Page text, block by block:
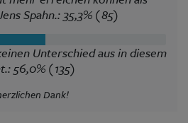
Spahn.: 35,3% (85)
Unterschied aus in diesem
56,0% (135)
Dank!